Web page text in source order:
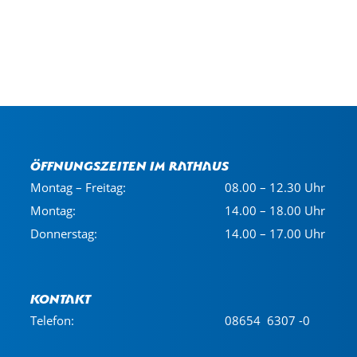
Öffnungszeiten im Rathaus
Montag – Freitag:
08.00 – 12.30 Uhr
Montag:
14.00 – 18.00 Uhr
Donnerstag:
14.00 – 17.00 Uhr
Kontakt
Telefon: 08654 6307 -0